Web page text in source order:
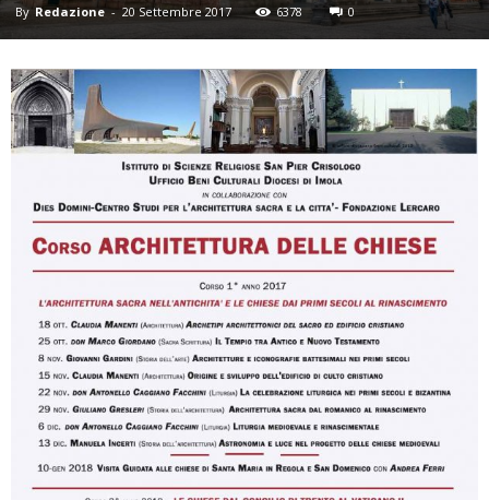
By Redazione - 20 Settembre 2017 6378 0